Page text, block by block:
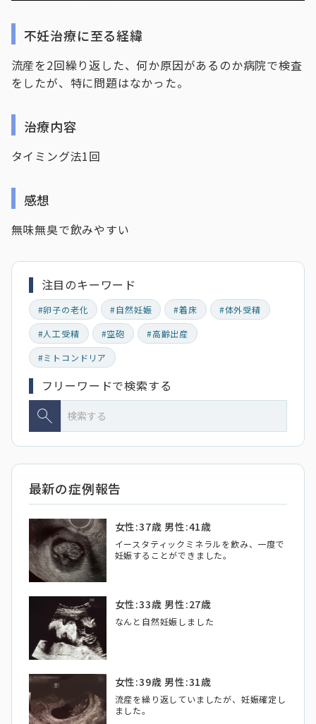
不妊治療に至る経緯
流産を2回繰り返した、何か原因があるのか病院で検査
をしたが、特に問題はなかった。
治療内容
タイミング法1回
感想
無味無臭で飲みやすい
注目のキーワード
#卵子の老化 #自然妊娠 #着床
#体外受精
#人工受精
#空砲
#高齢出産
#ミトコンドリア
フリーワードで検索する
最新の症例報告
女性:37歳 男性:41歳
イースタティックミネラルを飲み、一度で
妊娠することができました。
女性:33歳 男性:27歳
なんと自然妊娠しました
女性:39歳 男性:31歳
流産を繰り返していましたが、妊娠確定し
ました。